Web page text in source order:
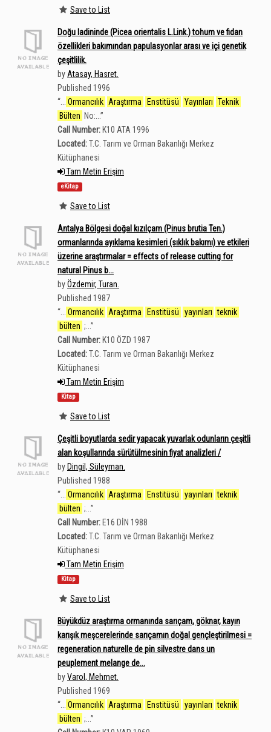
Save to List
Doğu ladininde (Picea orientalis L.Link.) tohum ve fidan
özellikleri bakımından papulasyonlar arası ve içi genetik
çeşitlilik.
by Atasay, Hasret.
Published 1996
“
Ormancılık Araştırma Enstitüsü Yayınları Teknik
Bülten No:... ”
Call Number: K10 ATA 1996
Located:T.C. Tarım ve Orman Bakanlığı Merkez
Kütüphanesi
Tam Metin Erişim
eKitap
Save to List
Antalya Bölgesi doğal kızılçam (Pinus brutia Ten.)
ormanlarında ayıklama kesimleri (sıklık bakımı) ve etkileri
üzerine araştırmalar = effects of release cutting for
natural Pinus b...
byÖzdemir, Turan.
Published 1987
“
Ormancılık Araştırma Enstitüsü yayınları teknik
bülten ;... ”
Call Number: K10 ÖZD 1987
Located:T.C. Tarım ve Orman Bakanlığı Merkez
Kütüphanesi
Tam Metin Erişim
Kitap
Save to List
Çeşitli boyutlarda sedir yapacak yuvarlak odunların çeşitli
alan koşullarında sürütülmesinin fiyat analizleri /
by Dingil, Süleyman.
Published 1988
“
Ormancılık Araştırma Enstitüsü yayınları teknik
bülten ;... ”
Call Number: E16 DİN 1988
Located:T.C. Tarım ve Orman Bakanlığı Merkez
Kütüphanesi
Tam Metin Erişim
Kitap
Save to List
Büyükdüz araştırma ormanında sarıçam, göknar, kayın
karışık meşcerelerinde sarıçamın doğal gençleştirilmesi =
regeneration naturelle de pin silvestre dans un
peuplement melange de...
byVarol, Mehmet.
Published 1969
“
Ormancılık Araştırma Enstitüsü yayınları teknik
bülten ;... ”